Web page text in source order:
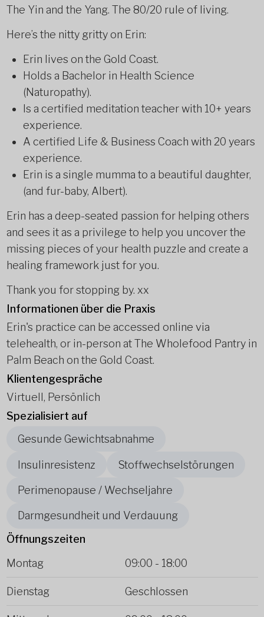
The Yin and the Yang. The 80/20 rule of living.
Here’s the nitty gritty on Erin:
Erin lives on the Gold Coast.
Holds a Bachelor in Health Science
(Naturopathy).
Is a certified meditation teacher with 10+ years
experience.
A certified Life & Business Coach with 20 years
experience.
Erin is a single mumma to a beautiful daughter,
(and fur-baby, Albert).
Erin has a deep-seated passion for helping others
and sees it as a privilege to help you uncover the
missing pieces of your health puzzle and create a
healing framework just for you.
Thank you for stopping by. xx
Informationen über die Praxis
Erin's practice can be accessed online via
telehealth, or in-person at The Wholefood Pantry in
Palm Beach on the Gold Coast.
Klientengespräche
Virtuell, Persönlich
Spezialisiert auf
Gesunde Gewichtsabnahme
Insulinresistenz Stoffwechselstörungen
Perimenopause / Wechseljahre
Darmgesundheit und Verdauung
Öffnungszeiten
Montag
09:00 - 18:00
Dienstag Geschlossen